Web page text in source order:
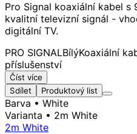
Pro Signal koaxiální kabel s
kvalitní televizní signál -
digitální TV.
PRO SIGNALBílýKoaxiální
příslušenství
Číst více
Sdílet
Produktový list
Barva • White
Varianta • 2m White
2m White